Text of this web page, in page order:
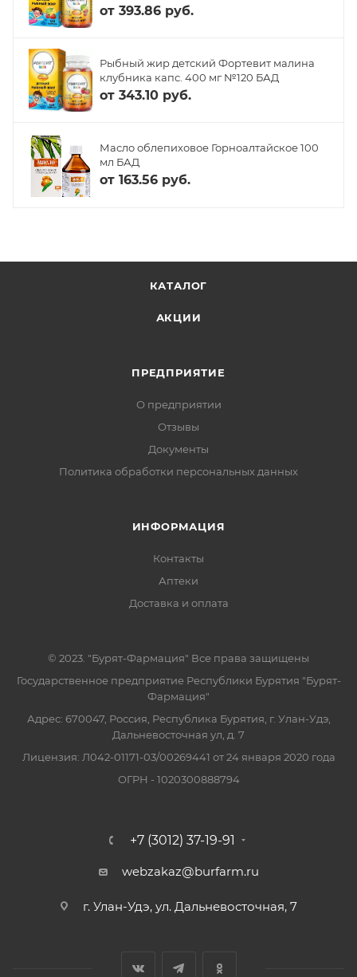
от 393.86 руб.
Рыбный жир детский Фортевит малина
клубника капс. 400 мг №120 БАД
от 343.10 руб.
Масло облепиховое Горноалтайское 100
мл БАД
от 163.56 руб.
КАТАЛОГ
АКЦИИ
ПРЕДПРИЯТИЕ
О предприятии
Отзывы
Документы
Политика обработки персональных данных
ИНФОРМАЦИЯ
Контакты
Аптеки
Доставка и оплата
© 2023. "Бурят-Фармация" Все права защищены
Государственное предприятие Республики Бурятия "Бурят-
Фармация"
Адрес: 670047, Россия, Республика Бурятия, г. Улан-Удэ,
Дальневосточная ул, д. 7
Лицензия: Л042-01171-03/00269441 от 24 января 2020 года
ОГРН - 1020300888794
+7 (3012) 37-19-91
webzakaz@burfarm.ru
г. Улан-Удэ, ул. Дальневосточная, 7